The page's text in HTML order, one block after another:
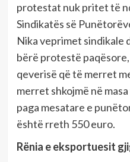
protestat nuk pritet të
Sindikatës së
Nika veprimet sindikale
bërë protestë
qeverisë që të merret
merret shkojmë në
paga mesatare e
është rreth 550 euro.
Rënia e eksportuesit